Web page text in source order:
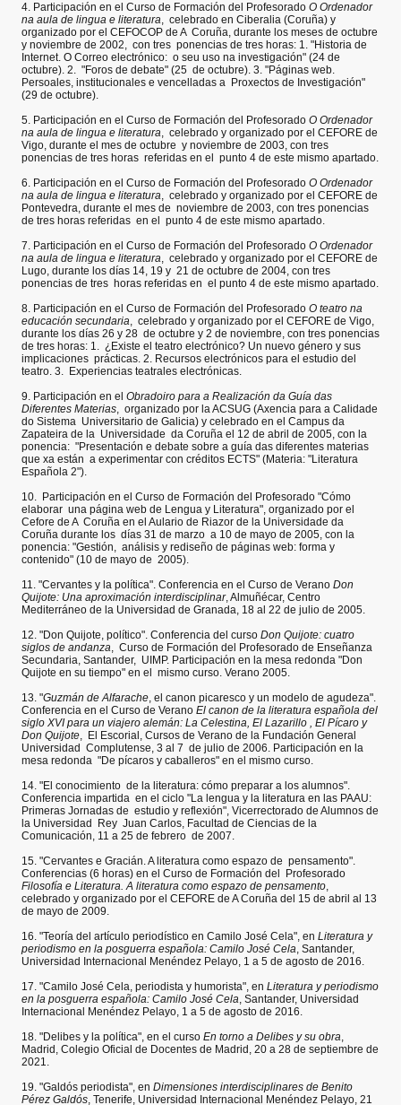
4. Participación en el Curso de Formación del Profesorado O Ordenador
na aula de lingua e literatura, celebrado en Ciberalia (Coruña) y
organizado por el CEFOCOP de A Coruña, durante los meses de octubre
y noviembre de 2002, con tres ponencias de tres horas: 1. "Historia de
Internet. O Correo electrónico: o seu uso na investigación" (24 de
octubre). 2. "Foros de debate" (25 de octubre). 3. "Páginas web.
Persoales, institucionales e vencelladas a Proxectos de Investigación"
(29 de octubre).
5. Participación en el Curso de Formación del Profesorado O Ordenador
na aula de lingua e literatura, celebrado y organizado por el CEFORE de
Vigo, durante el mes de octubre y noviembre de 2003, con tres
ponencias de tres horas referidas en el punto 4 de este mismo apartado.
6. Participación en el Curso de Formación del Profesorado O Ordenador
na aula de lingua e literatura, celebrado y organizado por el CEFORE de
Pontevedra, durante el mes de noviembre de 2003, con tres ponencias
de tres horas referidas en el punto 4 de este mismo apartado.
7. Participación en el Curso de Formación del Profesorado O Ordenador
na aula de lingua e literatura, celebrado y organizado por el CEFORE de
Lugo, durante los días 14, 19 y 21 de octubre de 2004, con tres
ponencias de tres horas referidas en el punto 4 de este mismo apartado.
8. Participación en el Curso de Formación del Profesorado O teatro na
educación secundaria, celebrado y organizado por el CEFORE de Vigo,
durante los días 26 y 28 de octubre y 2 de noviembre, con tres ponencias
de tres horas: 1. ¿Existe el teatro electrónico? Un nuevo género y sus
implicaciones prácticas. 2. Recursos electrónicos para el estudio del
teatro. 3. Experiencias teatrales electrónicas.
9. Participación en el Obradoiro para a Realización da Guía das
Diferentes Materias, organizado por la ACSUG (Axencia para a Calidade
do Sistema Universitario de Galicia) y celebrado en el Campus da
Zapateira de la Universidade da Coruña el 12 de abril de 2005, con la
ponencia: "Presentación e debate sobre a guía das diferentes materias
que xa están a experimentar con créditos ECTS" (Materia: "Literatura
Española 2").
10. Participación en el Curso de Formación del Profesorado "Cómo
elaborar una página web de Lengua y Literatura", organizado por el
Cefore de A Coruña en el Aulario de Riazor de la Universidade da
Coruña durante los días 31 de marzo a 10 de mayo de 2005, con la
ponencia: "Gestión, análisis y rediseño de páginas web: forma y
contenido" (10 de mayo de 2005).
11. "Cervantes y la política". Conferencia en el Curso de Verano Don
Quijote: Una aproximación interdisciplinar, Almuñécar, Centro
Mediterráneo de la Universidad de Granada, 18 al 22 de julio de 2005.
12. "Don Quijote, político". Conferencia del curso Don Quijote: cuatro
siglos de andanza, Curso de Formación del Profesorado de Enseñanza
Secundaria, Santander, UIMP. Participación en la mesa redonda "Don
Quijote en su tiempo" en el mismo curso. Verano 2005.
13. "Guzmán de Alfarache, el canon picaresco y un modelo de agudeza".
Conferencia en el Curso de Verano El canon de la literatura española del
siglo XVI para un viajero alemán: La Celestina, El Lazarillo , El Pícaro y
Don Quijote, El Escorial, Cursos de Verano de la Fundación General
Universidad Complutense, 3 al 7 de julio de 2006. Participación en la
mesa redonda "De pícaros y caballeros" en el mismo curso.
14. "El conocimiento de la literatura: cómo preparar a los alumnos".
Conferencia impartida en el ciclo "La lengua y la literatura en las PAAU:
Primeras Jornadas de estudio y reflexión", Vicerrectorado de Alumnos de
la Universidad Rey Juan Carlos, Facultad de Ciencias de la
Comunicación, 11 a 25 de febrero de 2007.
15. "Cervantes e Gracián. A literatura como espazo de pensamento".
Conferencias (6 horas) en el Curso de Formación del Profesorado
Filosofía e Literatura. A literatura como espazo de pensamento,
celebrado y organizado por el CEFORE de A Coruña del 15 de abril al 13
de mayo de 2009.
16. "Teoría del artículo periodístico en Camilo José Cela", en Literatura y
periodismo en la posguerra española: Camilo José Cela, Santander,
Universidad Internacional Menéndez Pelayo, 1 a 5 de agosto de 2016.
17. "Camilo José Cela, periodista y humorista", en Literatura y periodismo
en la posguerra española: Camilo José Cela, Santander, Universidad
Internacional Menéndez Pelayo, 1 a 5 de agosto de 2016.
18. "Delibes y la política", en el curso En torno a Delibes y su obra,
Madrid, Colegio Oficial de Docentes de Madrid, 20 a 28 de septiembre de
2021.
19. "Galdós periodista", en Dimensiones interdisciplinares de Benito
Pérez Galdós, Tenerife, Universidad Internacional Menéndez Pelayo, 21